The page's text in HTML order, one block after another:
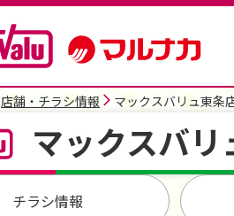
店舗・チラシ情報 マックスバリュ東条
マックスバリ
チラシ情報